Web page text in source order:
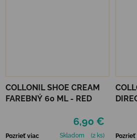
COLLONIL SHOE CREAM
FAREBNÝ 60 ML - RED
6,90 €
Pozrieť viac Skladom (2 ks)